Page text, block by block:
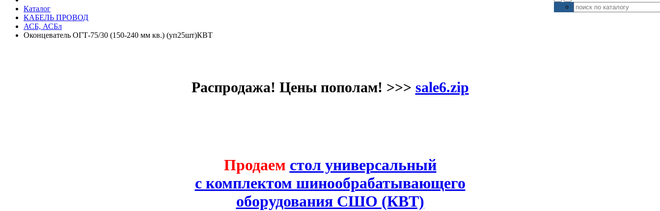
Каталог
КАБЕЛЬ ПРОВОД
АСБ, АСБл
Оконцеватель ОГТ-75/30 (150-240 мм кв.) (уп25шт)КВТ
Распродажа! Цены пополам! >>> sale6.zip
Продаем стол универсальный
с комплектом шинообрабатывающего
оборудования СШО (КВТ)